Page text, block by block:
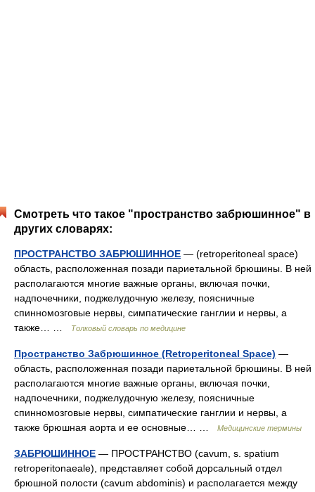
Смотреть что такое "пространство забрюшинное" в
других словарях:
ПРОСТРАНСТВО ЗАБРЮШИННОЕ — (retroperitoneal space)
область, расположенная позади париетальной брюшины. В ней
располагаются многие важные органы, включая почки,
надпочечники, поджелудочную железу, поясничные
спинномозговые нервы, симпатические ганглии и нервы, а
также… …
Толковый словарь по медицине
Пространство Забрюшинное (Retroperitoneal Space) —
область, расположенная позади париетальной брюшины. В ней
располагаются многие важные органы, включая почки,
надпочечники, поджелудочную железу, поясничные
спинномозговые нервы, симпатические ганглии и нервы, а
также брюшная аорта и ее основные… …
Медицинские термины
ЗАБРЮШИННОЕ — ПPOCTPAHCTBО (cavum, s. spatium
retroperitonaeale), представляет собой дорсальный отдел
брюшной полости (cavum abdominis) и располагается между